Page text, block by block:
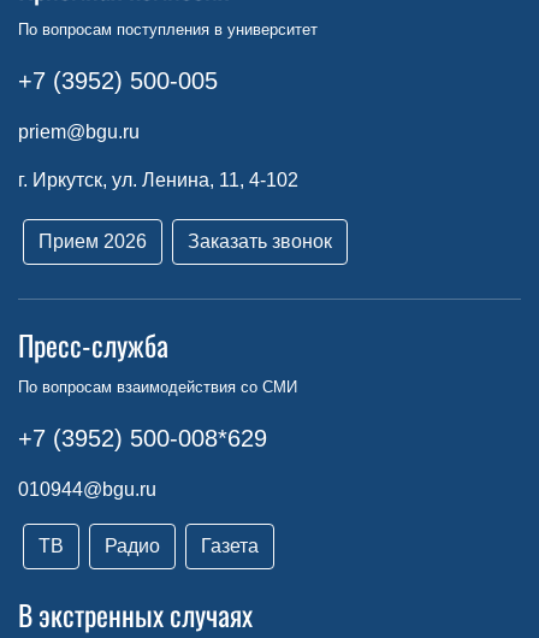
По вопросам поступления в университет
+7 (3952) 500-005
priem@bgu.ru
г. Иркутск, ул. Ленина, 11, 4-102
Прием 2026 Заказать звонок
Пресс-служба
По вопросам взаимодействия со СМИ
+7 (3952) 500-008*629
010944@bgu.ru
ТВ Радио Газета
В экстренных случаях